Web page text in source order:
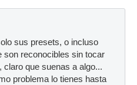
sus presets, o incluso
son reconocibles sin tocar
claro que suenas a algo...
problema lo tienes hasta